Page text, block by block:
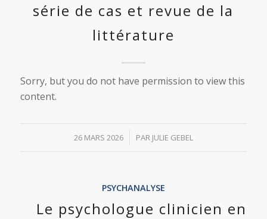
série de cas et revue de la
littérature
Sorry, but you do not have permission to view this
content.
26 MARS 2026
/ PAR JULIE GEBEL
PSYCHANALYSE
Le psychologue clinicien en